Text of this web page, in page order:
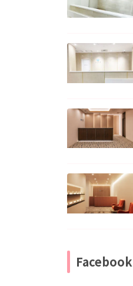
Facebook